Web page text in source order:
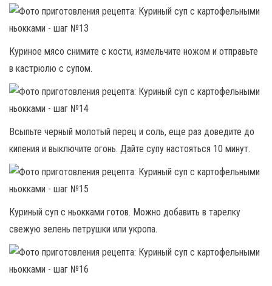
Куриное мясо снимите с кости, измельчите ножом и отправьте
в кастрюлю с супом.
Всыпьте черный молотый перец и соль, еще раз доведите до
кипения и выключите огонь. Дайте супу настояться 10 минут.
Куриный суп с ньокками готов. Можно добавить в тарелку
свежую зелень петрушки или укропа.